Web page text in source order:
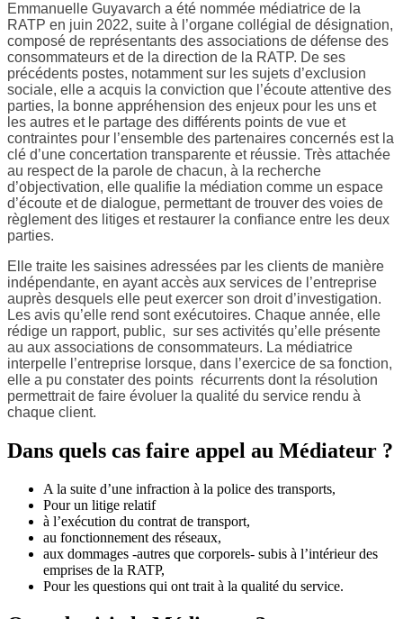
Emmanuelle Guyavarch a été nommée médiatrice de la
RATP en juin 2022, suite à l’organe collégial de désignation,
composé de représentants des associations de défense des
consommateurs et de la direction de la RATP. De ses
précédents postes, notamment sur les sujets d’exclusion
sociale, elle a acquis la conviction que l’écoute attentive des
parties, la bonne appréhension des enjeux pour les uns et
les autres et le partage des différents points de vue et
contraintes pour l’ensemble des partenaires concernés est la
clé d’une concertation transparente et réussie. Très attachée
au respect de la parole de chacun, à la recherche
d’objectivation, elle qualifie la médiation comme un espace
d’écoute et de dialogue, permettant de trouver des voies de
règlement des litiges et restaurer la confiance entre les deux
parties.
Elle traite les saisines adressées par les clients de manière
indépendante, en ayant accès aux services de l’entreprise
auprès desquels elle peut exercer son droit d’investigation.
Les avis qu’elle rend sont exécutoires. Chaque année, elle
rédige un rapport, public, sur ses activités qu’elle présente
au aux associations de consommateurs. La médiatrice
interpelle l’entreprise lorsque, dans l’exercice de sa fonction,
elle a pu constater des points récurrents dont la résolution
permettrait de faire évoluer la qualité du service rendu à
chaque client.
Dans quels cas faire appel au Médiateur ?
A la suite d’une infraction à la police des transports,
Pour un litige relatif
à l’exécution du contrat de transport,
au fonctionnement des réseaux,
aux dommages -autres que corporels- subis à l’intérieur des
emprises de la RATP,
Pour les questions qui ont trait à la qualité du service.